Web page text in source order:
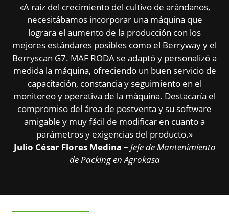
«A raíz del crecimiento del cultivo de arándanos,
necesitábamos incorporar una máquina que
lograra el aumento de la producción con los
mejores estándares posibles como el Berryway y el
Berryscan G7. MAF RODA se adaptó y personalizó a
medida la máquina, ofreciendo un buen servicio de
capacitación, constancia y seguimiento en el
monitoreo y operativa de la máquina. Destacaría el
compromiso del área de postventa y su software
amigable y muy fácil de modificar en cuanto a
parámetros y exigencias del producto.»
Julio César Flores Medina – Jefe de Mantenimiento
de Packing en Agrokasa